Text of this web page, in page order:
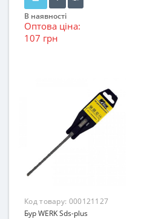
В наявності
Оптова ціна:
107 грн
Код товару: 000121127
Бур WERK Sds-plus